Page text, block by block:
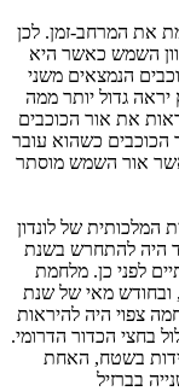
את המרחב-זמן. לכן
השמש כאשר היא
הנמצאים משני
גדול יותר ממה
את אור הכוכבים
הכוכבים כשהוא עובר
אור השמש מוסתר
המלכותית של לונדון
היה להתחרש בשנת
לפני כן. מלחמת
העולם הראשונה הסתיימה ב-11 בנובמבר 1918, ובחודש מאי של שנת
צפוי היה להיראות
בחצי הכדור הדרומי.
בשטח, האחת